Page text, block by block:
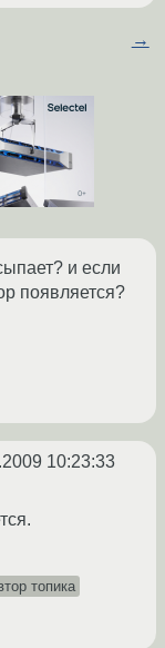
→
и если
появляется?
10:23:33
топика